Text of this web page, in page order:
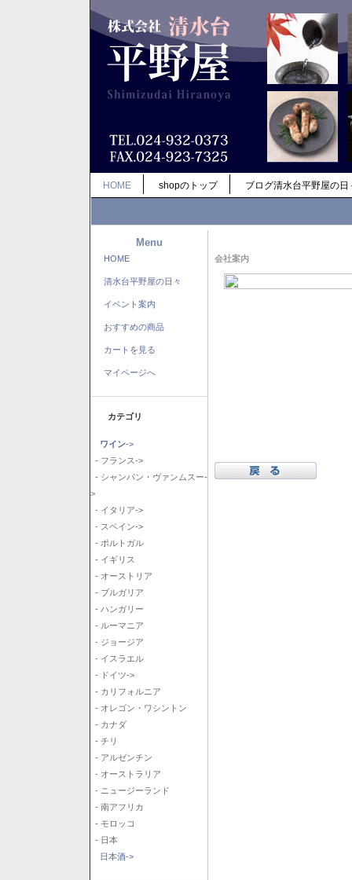
HOME shopのトップ ブログ清水台平野屋の日
Menu
HOME
清水台平野屋の日々
イベント案内
おすすめの商品
カートを見る
マイページへ
カテゴリ
ワイン->
- フランス->
- シャンパン・ヴァンムスー-
>
- イタリア->
- スペイン->
- ポルトガル
- イギリス
- オーストリア
- ブルガリア
- ハンガリー
- ルーマニア
- ジョージア
- イスラエル
- ドイツ->
- カリフォルニア
- オレゴン・ワシントン
- カナダ
- チリ
- アルゼンチン
- オーストラリア
- ニュージーランド
- 南アフリカ
- モロッコ
- 日本
日本酒->
会社案内